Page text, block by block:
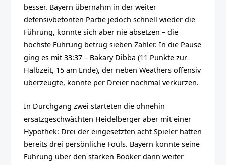
besser. Bayern übernahm in der weiter
defensivbetonten Partie jedoch schnell wieder die
Führung, konnte sich aber nie absetzen – die
höchste Führung betrug sieben Zähler. In die Pause
ging es mit 33:37 – Bakary Dibba (11 Punkte zur
Halbzeit, 15 am Ende), der neben Weathers offensiv
überzeugte, konnte per Dreier nochmal verkürzen.
In Durchgang zwei starteten die ohnehin
ersatzgeschwächten Heidelberger aber mit einer
Hypothek: Drei der eingesetzten acht Spieler hatten
bereits drei persönliche Fouls. Bayern konnte seine
Führung über den starken Booker dann weiter